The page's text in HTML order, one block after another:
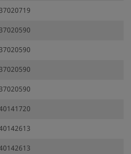
37020590
37020590